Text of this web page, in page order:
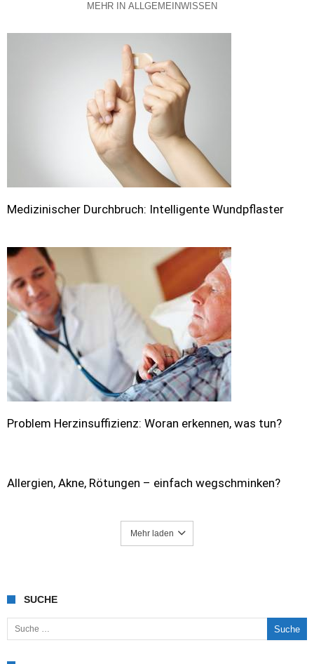
MEHR IN ALLGEMEINWISSEN
Medizinischer Durchbruch: Intelligente Wundpflaster
Problem Herzinsuffizienz: Woran erkennen, was tun?
Allergien, Akne, Rötungen – einfach wegschminken?
Mehr laden
SUCHE
Suche nach: